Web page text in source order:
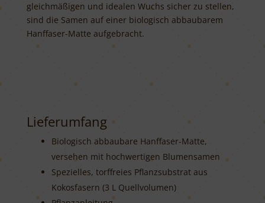
gleichmäßigen und idealen Wuchs sicher zu stellen,
sind die Samen auf einer biologisch abbaubarem
Hanffaser-Matte aufgebracht.
Lieferumfang
Biologisch abbaubare Hanffaser-Matte,
versehen mit hochwertigen Blumensamen
Spezielles, torffreies Pflanzsubstrat aus
Kokosfasern (3 L Quellvolumen)